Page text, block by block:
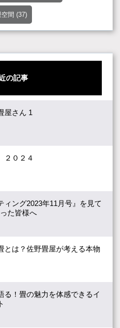
間 (37)
の記事
屋さん 1
０２４
ィング2023年11月号』を見て
た皆様へ
とは？佐野畳屋が考える本物
る！畳の魅力を体感できるイ